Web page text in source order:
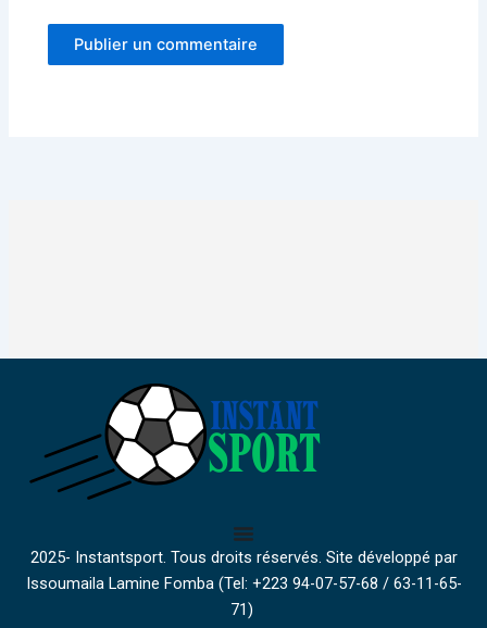
2025- Instantsport. Tous droits réservés. Site développé par
Issoumaila Lamine Fomba (Tel: +223 94-07-57-68 / 63-11-65-
71)